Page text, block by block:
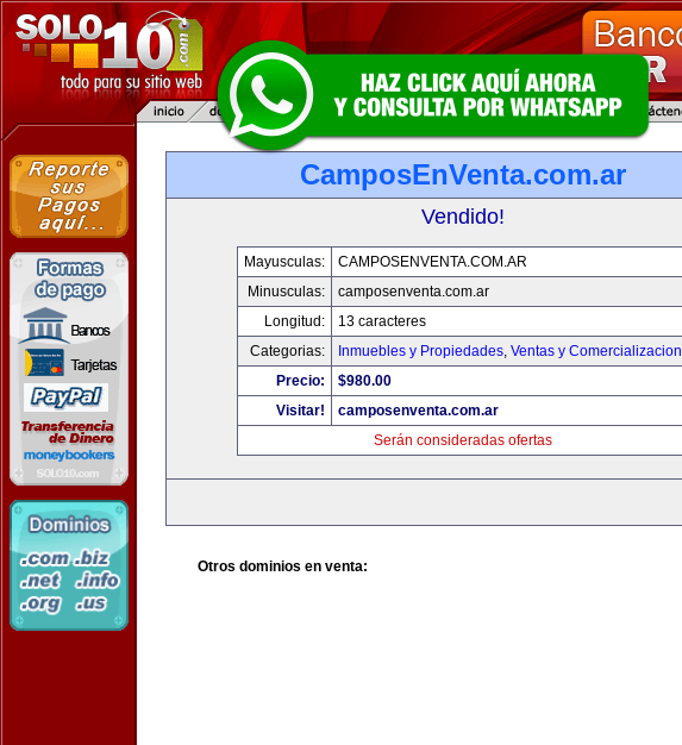
CamposEnVenta.com.ar
Vendido!
Mayusculas:
CAMPOSENVENTA.COM.AR
Minusculas:
camposenventa.com.ar
Longitud:
13 caracteres
Categorias:
Inmuebles y Propiedades, Ventas y Comercializacion
Precio:
$980.00
Visitar!
camposenventa.com.ar
Serán consideradas ofertas
Otros dominios en venta: